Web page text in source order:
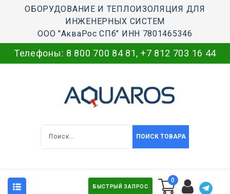
ОБОРУДОВАНИЕ И ТЕПЛОИЗОЛЯЦИЯ ДЛЯ
ИНЖЕНЕРНЫХ СИСТЕМ
ООО "АкваРос СПб" ИНН 7801465346
Телефоны: 8 800 700 84 81, +7 812 703 16 44
ПОИСК ТОВАРА
БЫСТРЫЙ ЗАПРОС
0